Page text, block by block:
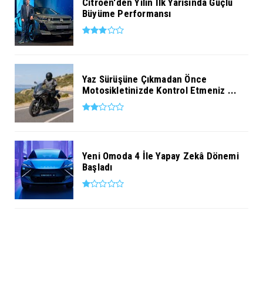
Büyüme Performansı
Yaz Sürüşüne Çıkmadan Önce
Motosikletinizde Kontrol Etmeniz ...
Yeni Omoda 4 İle Yapay Zekâ Dönemi
Başladı